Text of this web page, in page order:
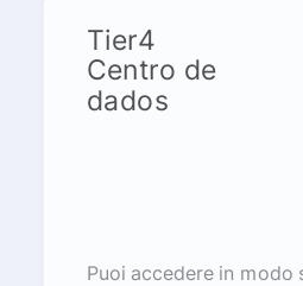
Tier4
Centro de
dados
Puoi accedere in modo